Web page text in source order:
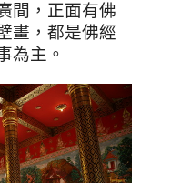
間，正面有佛
畫，都是佛經
為主。